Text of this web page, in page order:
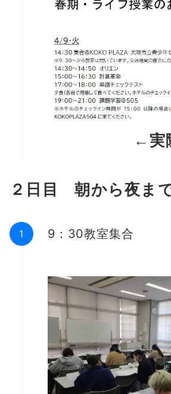
←実
２日目 朝から夜ま
9：30教室集合